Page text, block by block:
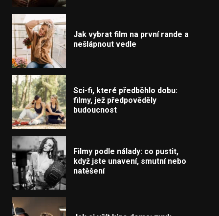
Jak vybrat film na první rande a
nešlápnout vedle
Sci-fi, které předběhlo dobu:
filmy, jež předpověděly
budoucnost
Filmy podle nálady: co pustit,
když jste unavení, smutní nebo
natěšení